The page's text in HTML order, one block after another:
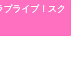
ブライブ！スク